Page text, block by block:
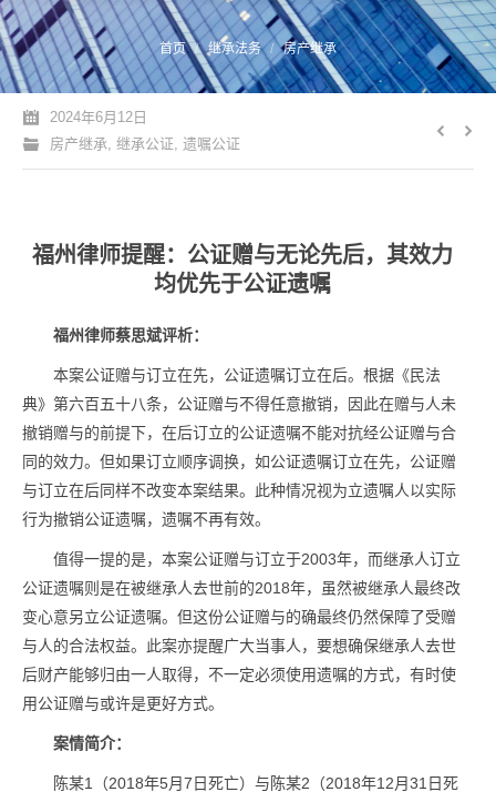
您的位置： 首页 继承法务 房产继承
2024年6月12日
房产继承, 继承公证, 遗嘱公证
福州律师提醒：公证赠与无论先后，其效力
均优先于公证遗嘱
福州律师蔡思斌评析：
本案公证赠与订立在先，公证遗嘱订立在后。根据《民法
典》第六百五十八条，公证赠与不得任意撤销，因此在赠与人未
撤销赠与的前提下，在后订立的公证遗嘱不能对抗经公证赠与合
同的效力。但如果订立顺序调换，如公证遗嘱订立在先，公证赠
与订立在后同样不改变本案结果。此种情况视为立遗嘱人以实际
行为撤销公证遗嘱，遗嘱不再有效。
值得一提的是，本案公证赠与订立于2003年，而继承人订立
公证遗嘱则是在被继承人去世前的2018年，虽然被继承人最终改
变心意另立公证遗嘱。但这份公证赠与的确最终仍然保障了受赠
与人的合法权益。此案亦提醒广大当事人，要想确保继承人去世
后财产能够归由一人取得，不一定必须使用遗嘱的方式，有时使
用公证赠与或许是更好方式。
案情简介：
陈某1（2018年5月7日死亡）与陈某2（2018年12月31日死